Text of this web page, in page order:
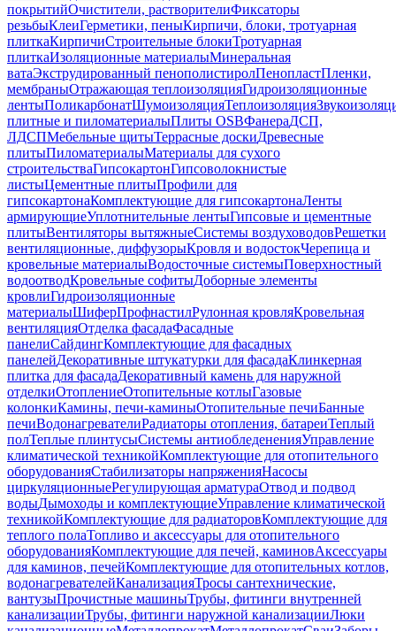
покрытийОчистители, растворителиФиксаторы
резьбыКлеиГерметики, пеныКирпичи, блоки, тротуарная
плиткаКирпичиСтроительные блокиТротуарная
плиткаИзоляционные материалыМинеральная
ватаЭкструдированный пенополистиролПенопластПленки,
мембраныОтражающая теплоизоляцияГидроизоляционные
лентыПоликарбонатШумоизоляцияТеплоизоляция
плитные и пиломатериалыПлиты OSBФанераДСП,
ЛДСПМебельные щитыТеррасные доскиДревесные
плитыПиломатериалыМатериалы для сухого
строительстваГипсокартонГипсоволокнистые
листыЦементные плитыПрофили для
гипсокартонаКомплектующие для гипсокартонаЛенты
армирующиеУплотнительные лентыГипсовые и цементные
плитыВентиляторы вытяжныеСистемы воздуховодовРешетки
вентиляционные, диффузорыКровля и водостокЧерепица и
кровельные материалыВодосточные системыПоверхностный
водоотводКровельные софитыДоборные элементы
кровлиГидроизоляционные
материалыШиферПрофнастилРулонная кровляКровельная
вентиляцияОтделка фасадаФасадные
панелиСайдингКомплектующие для фасадных
панелейДекоративные штукатурки для фасадаКлинкерная
плитка для фасадаДекоративный камень для наружной
отделкиОтоплениеОтопительные котлыГазовые
колонкиКамины, печи-каминыОтопительные печиБанные
печиВодонагревателиРадиаторы отопления, батареиТеплый
полТеплые плинтусыСистемы антиобледененияУправление
климатической техникойКомплектующие для отопительного
оборудованияСтабилизаторы напряженияНасосы
циркуляционныеРегулирующая арматураОтвод и подвод
водыДымоходы и комплектующиеУправление климатической
техникойКомплектующие для радиаторовКомплектующие для
теплого полаТопливо и аксессуары для отопительного
оборудованияКомплектующие для печей, каминовАксессуары
для каминов, печейКомплектующие для отопительных котлов,
водонагревателейКанализацияТросы сантехнические,
вантузыПрочистные машиныТрубы, фитинги внутренней
канализацииТрубы, фитинги наружной канализацииЛюки